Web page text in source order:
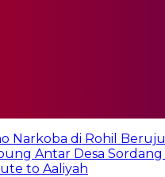
Narkoba di Rohil
Antar Desa
to Aaliyah